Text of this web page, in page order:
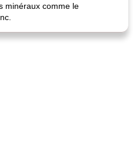
minéraux comme le